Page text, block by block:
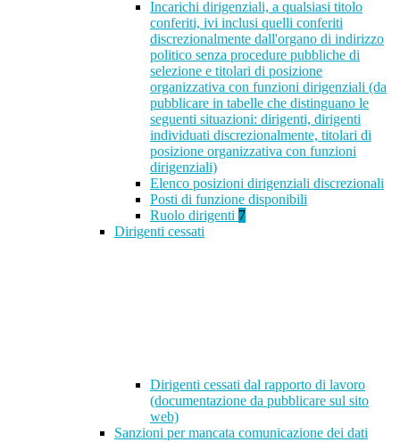
Incarichi dirigenziali, a qualsiasi titolo
conferiti, ivi inclusi quelli conferiti
discrezionalmente dall'organo di indirizzo
politico senza procedure pubbliche di
selezione e titolari di posizione
organizzativa con funzioni dirigenziali (da
pubblicare in tabelle che distinguano le
seguenti situazioni: dirigenti, dirigenti
individuati discrezionalmente, titolari di
posizione organizzativa con funzioni
dirigenziali)
Elenco posizioni dirigenziali discrezionali
Posti di funzione disponibili
Ruolo dirigenti 7
Dirigenti cessati
Dirigenti cessati dal rapporto di lavoro
(documentazione da pubblicare sul sito
web)
Sanzioni per mancata comunicazione dei dati